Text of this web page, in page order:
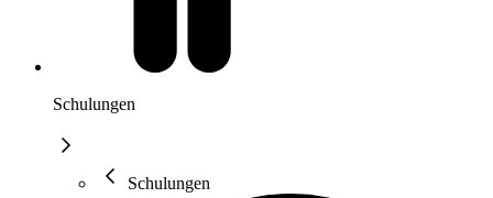
Schulungen
Schulungen